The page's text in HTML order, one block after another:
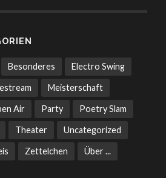
Besonderes Electro Swing
Meisterschaft
Air Party Poetry Slam
Theater Uncategorized
Zettelchen Über ...